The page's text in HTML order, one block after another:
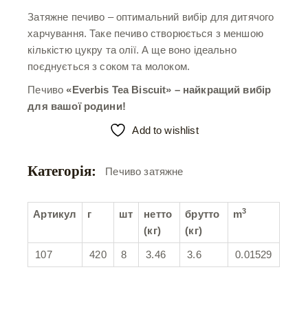
Затяжне печиво – оптимальний вибір для дитячого
харчування. Таке печиво створюється з меншою
кількістю цукру та олії. А ще воно ідеально
поєднується з соком та молоком.
Печиво«Everbis Tea Biscuit» – найкращий вибір
для вашої родини!
Add to wishlist
Категорія: Печиво затяжне
Артикул г шт
нетто
(кг)
брутто
(кг)
m3
107 420 8 3.46 3.6 0.01529